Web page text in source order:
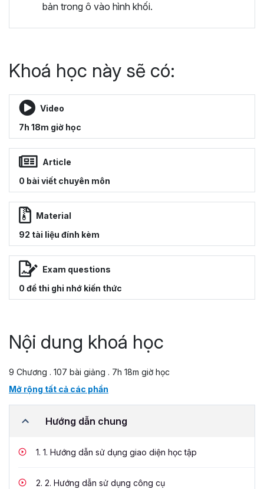
bản trong ô vào hình khối.
Khoá học này sẽ có:
Video
7h 18m giờ học
Article
0 bài viết chuyên môn
Material
92 tài liệu đính kèm
Exam questions
0 đề thi ghi nhớ kiến thức
Nội dung khoá học
9 Chương . 107 bài giảng . 7h 18m giờ học
Mở rộng tất cả các phần
Hướng dẫn chung
1. 1. Hướng dẫn sử dụng giao diện học tập
2. 2. Hướng dẫn sử dụng công cụ